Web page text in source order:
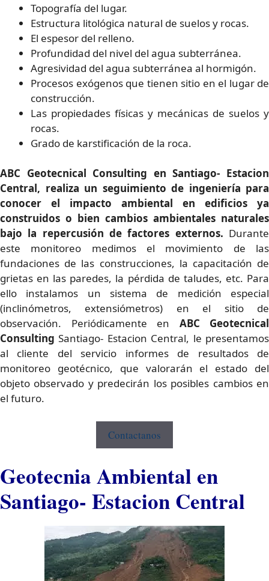
Topografía del lugar.
Estructura litológica natural de suelos y rocas.
El espesor del relleno.
Profundidad del nivel del agua subterránea.
Agresividad del agua subterránea al hormigón.
Procesos exógenos que tienen sitio en el lugar de
construcción.
Las propiedades físicas y mecánicas de suelos y
rocas.
Grado de karstificación de la roca.
ABC Geotecnical Consulting en Santiago- Estacion
Central, realiza un seguimiento de ingeniería para
conocer el impacto ambiental en edificios ya
construidos o bien cambios ambientales naturales
bajo la repercusión de factores externos. Durante
este monitoreo medimos el movimiento de las
fundaciones de las construcciones, la capacitación de
grietas en las paredes, la pérdida de taludes, etc. Para
ello instalamos un sistema de medición especial
(inclinómetros, extensiómetros) en el sitio de
observación. Periódicamente en ABC Geotecnical
ConsultingSantiago- Estacion Central, le presentamos
al cliente del servicio informes de resultados de
monitoreo geotécnico, que valorarán el estado del
objeto observado y predecirán los posibles cambios en
el futuro.
Contactanos
Geotecnia Ambiental en
Santiago- Estacion Central